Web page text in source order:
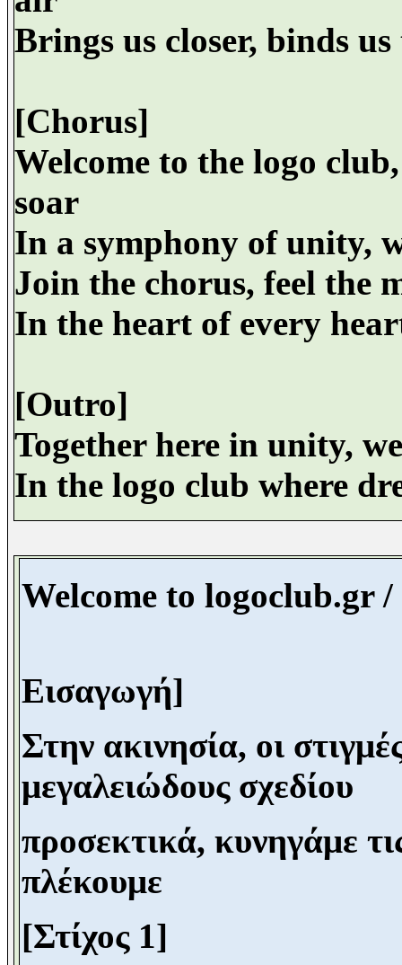
Brings us closer, binds
[Chorus]
Welcome to the logo
soar
In a symphony of unity,
Join the chorus, feel the
In the heart of every
[Outro]
Together here in unity,
In the logo club where
Welcome to logoclub.gr /
Εισαγωγή]
Στην ακινησία, οι
μεγαλειώδους σχεδίου
προσεκτικά, κυνηγάμε
πλέκουμε
[Στίχος 1]